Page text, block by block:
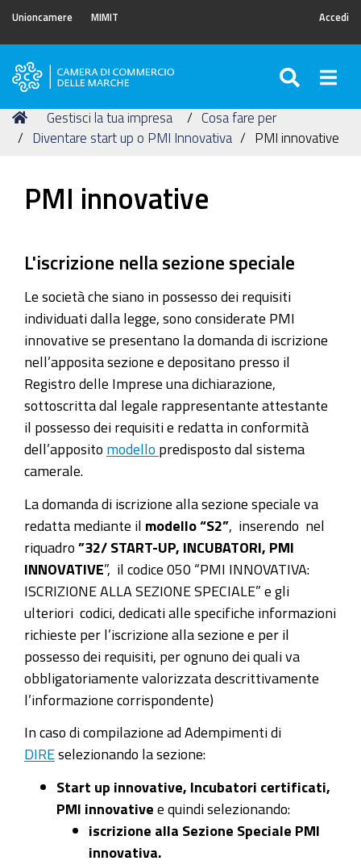
Unioncamere MIMIT Accedi
Camera
Commercio
delle
Tu
sei
Home
Gestisci la tua impresa
Cosa fare per
Diventare start up o PMI Innovativa
PMI innovative
PMI innovative
L'iscrizione nella sezione speciale
Le società che siano in possesso dei requisiti
individuati dalla legge, sono considerate PMI
innovative se presentano la domanda di iscrizione
nell’apposita sezione e depositano presso il
Registro delle Imprese una dichiarazione,
sottoscritta dal legale rappresentante attestante
il possesso dei requisiti e redatta in conformità
dell’apposito modello predisposto dal sistema
camerale.
La domanda di iscrizione alla sezione speciale va
redatta mediante il modello “S2” , inserendo nel
riquadro ”32/ START-UP, INCUBATORI, PMI
INNOVATIVE”, il codice 050 “PMI INNOVATIVA:
ISCRIZIONE ALLA SEZIONE SPECIALE” e gli
ulteriori codici, dedicati alle specifiche informazioni
richieste per l’iscrizione alla sezione e per il
possesso dei requisiti, per ognuno dei quali va
obbligatoriamente valorizzata descrittivamente
l’informazione corrispondente)
In caso di compilazione ad Adempimenti di
DIRE selezionando la sezione:
Start up innovative, Incubatori certificati,
PMI innovative e quindi selezionando:
iscrizione alla Sezione Speciale PMI
innovativa.